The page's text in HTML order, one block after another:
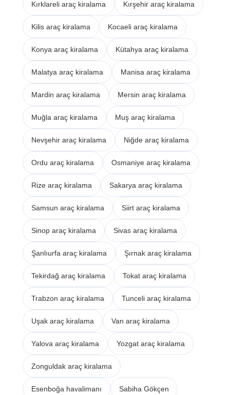
Kırklareli araç kiralama Kırşehir araç kiralama
Kilis araç kiralama Kocaeli araç kiralama
Konya araç kiralama Kütahya araç kiralama
Malatya araç kiralama Manisa araç kiralama
Mardin araç kiralama Mersin araç kiralama
Muğla araç kiralama Muş araç kiralama
Nevşehir araç kiralama Niğde araç kiralama
Ordu araç kiralama Osmaniye araç kiralama
Rize araç kiralama Sakarya araç kiralama
Samsun araç kiralama Siirt araç kiralama
Sinop araç kiralama Sivas araç kiralama
Şanlıurfa araç kiralama Şırnak araç kiralama
Tekirdağ araç kiralama Tokat araç kiralama
Trabzon araç kiralama Tunceli araç kiralama
Uşak araç kiralama Van araç kiralama
Yalova araç kiralama Yozgat araç kiralama
Zonguldak araç kiralama
Esenboğa havalimanı Sabiha Gökçen